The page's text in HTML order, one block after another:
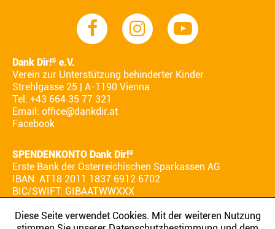
Dank Dir!® e.V.
Verein zur Unterstützung behinderter Kinder
Strehlgasse 25 | A-1190 Vienna
Tel: +43 664 35 77 321
Email: office@dankdir.at
Facebook
SPENDENKONTO Dank Dir!®
Erste Bank der Österreichischen Sparkassen AG
IBAN: AT18 2011 1837 6912 6702
BIC/SWIFT: GIBAATWWXXX
Diese Seite verwendet Cookies. Mit der weiteren Nutzung